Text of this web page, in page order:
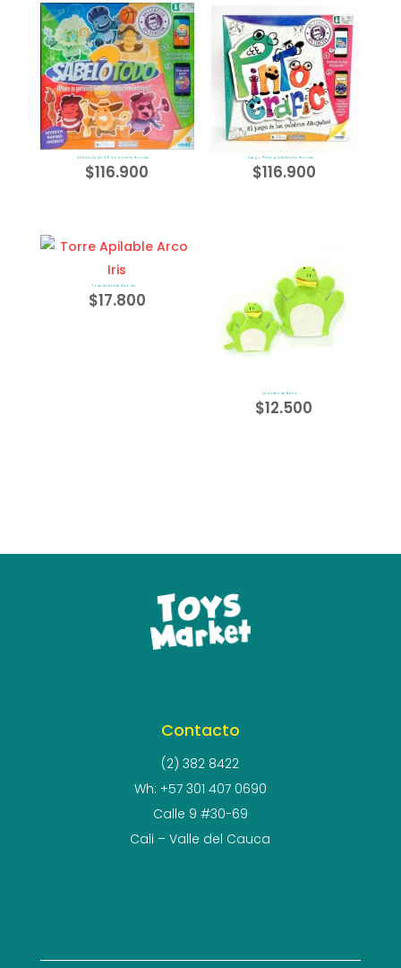
Sabelotodo 09 Colombia Ronda
$116.900
Juego Pintografic Marca Ronda
$116.900
Torre Apilable Arco Iris
$17.800
Guantes de Baño
$12.500
Contacto
(2) 382 8422
Wh: +57 301 407 0690
Calle 9 #30-69
Cali – Valle del Cauca